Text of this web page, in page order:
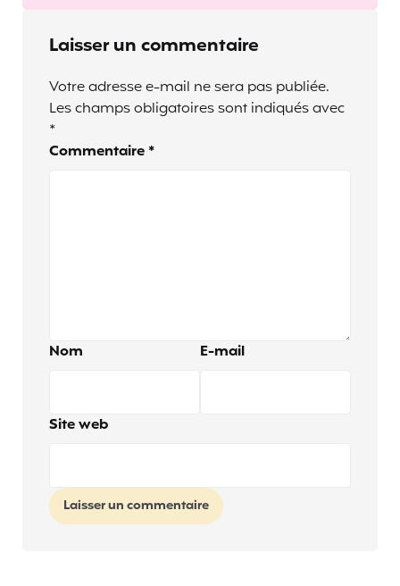
Laisser un commentaire
Votre adresse e-mail ne sera pas publiée.
Les champs obligatoires sont indiqués avec
*
Commentaire *
Nom E-mail
Site web